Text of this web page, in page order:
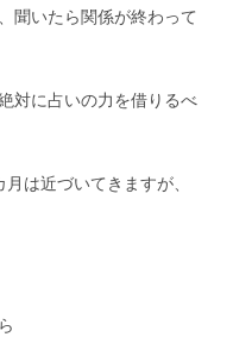
聞いたら関係が終わって
対に占いの力を借りるべ
は近づいてきますが、